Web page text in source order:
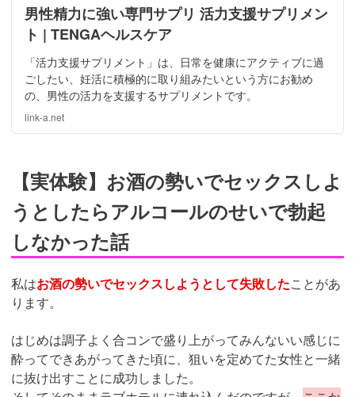
男性精力に強い専門サプリ 活力支援サプリメン
ト | TENGAヘルスケア
「活力支援サプリメント」は、日常を健康にアクティブに過
ごしたい、妊活に積極的に取り組みたいという方にお勧め
の、男性の活力を支援するサプリメントです。
link-a.net
【実体験】お酒の勢いでセックスしよ
うとしたらアルコールのせいで勃起
しなかった話
私はお酒の勢いでセックスしようとして失敗したことがあ
ります。
はじめは調子よく合コンで盛り上がってみんないい感じに
酔ってできあがってきた頃に、狙いを定めてた女性と一緒
に抜け出すことに成功しました。